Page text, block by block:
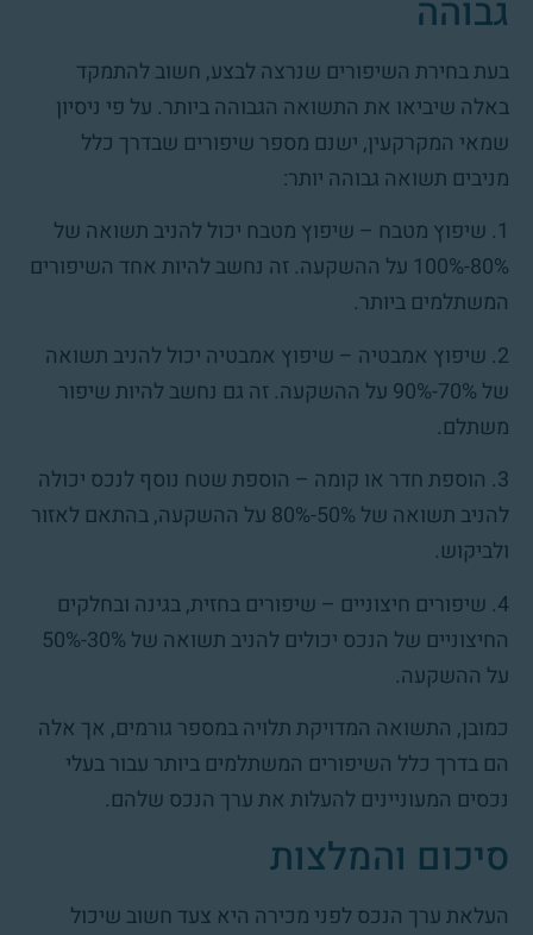
גבוהה
בעת בחירת השיפורים שנרצה לבצע, חשוב להתמקד
באלה שיביאו את התשואה הגבוהה ביותר. על פי ניסיון
שמאי המקרקעין, ישנם מספר שיפורים שבדרך כלל
מניבים תשואה גבוהה יותר:
1. שיפוץ מטבח – שיפוץ מטבח יכול להניב תשואה של
80%-100% על ההשקעה. זה נחשב להיות אחד השיפורים
המשתלמים ביותר.
2. שיפוץ אמבטיה – שיפוץ אמבטיה יכול להניב תשואה
של 70%-90% על ההשקעה. זה גם נחשב להיות שיפור
משתלם.
3. הוספת חדר או קומה – הוספת שטח נוסף לנכס יכולה
להניב תשואה של 50%-80% על ההשקעה, בהתאם לאזור
ולביקוש.
4. שיפורים חיצוניים – שיפורים בחזית, בגינה ובחלקים
החיצוניים של הנכס יכולים להניב תשואה של 30%-50%
על ההשקעה.
כמובן, התשואה המדויקת תלויה במספר גורמים, אך אלה
הם בדרך כלל השיפורים המשתלמים ביותר עבור בעלי
נכסים המעוניינים להעלות את ערך הנכס שלהם.
סיכום והמלצות
העלאת ערך הנכס לפני מכירה היא צעד חשוב שיכול